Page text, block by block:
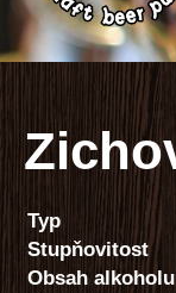
Typ
Stupňovitost
Obsah alkoholu